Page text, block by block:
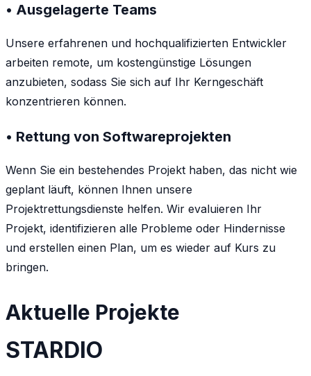
• Ausgelagerte Teams
Unsere erfahrenen und hochqualifizierten Entwickler
arbeiten remote, um kostengünstige Lösungen
anzubieten, sodass Sie sich auf Ihr Kerngeschäft
konzentrieren können.
• Rettung von Softwareprojekten
Wenn Sie ein bestehendes Projekt haben, das nicht wie
geplant läuft, können Ihnen unsere
Projektrettungsdienste helfen. Wir evaluieren Ihr
Projekt, identifizieren alle Probleme oder Hindernisse
und erstellen einen Plan, um es wieder auf Kurs zu
bringen.
Aktuelle Projekte
STARDIO